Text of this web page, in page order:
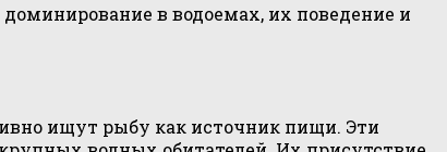
в водоемах, их поведение и
ищут рыбу как источник пищи. Эти